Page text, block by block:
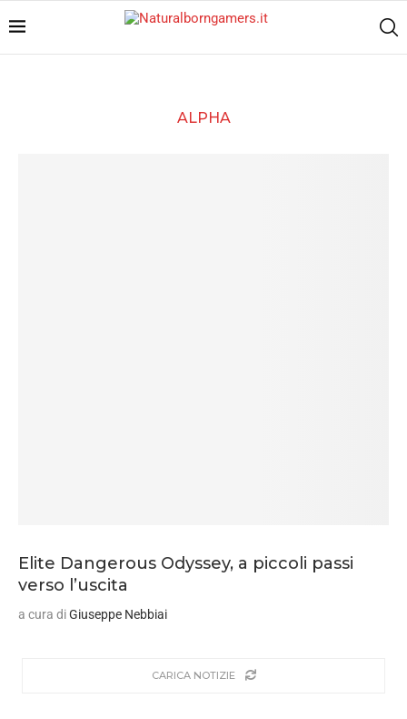
ALPHA
Elite Dangerous Odyssey, a piccoli passi
verso l’uscita
a cura diGiuseppe Nebbiai
CARICA NOTIZIE